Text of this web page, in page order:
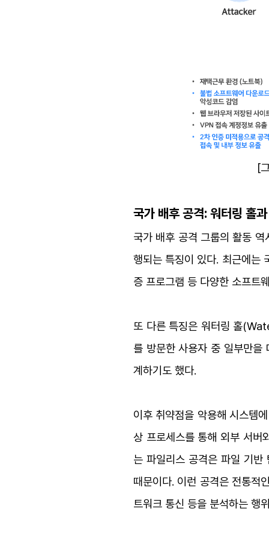
[
국가 배후 공격: 워터링 홀
국가 배후 공격 그룹의 활동
행되는 특징이 있다. 최근에는
증 프로그램 등 다양한 소프트
또 다른 특징은 워터링 홀
를 방문한 사용자 중 일부만을
계하기도 했다.
이후 취약점을 악용해 시스템
상 프로세스를 통해 외부 서버
는 파일리스 공격은 파일 기반
때문이다. 이런 공격은 전통적
트워크 통신 등을 분석하는 행